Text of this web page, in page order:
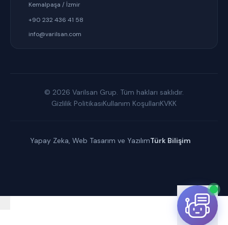
Kemalpaşa / İzmir
+90 232 436 41 58
info@varilsan.com
© 2026 Varilsan Grup. Tüm hakları saklıdır.
Gizlilik PolitikasıKullanım KoşullarıKVKK
Yapay Zeka, Web Tasarım ve YazılımTürk Bilişim